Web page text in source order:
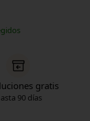
gratis
90 días